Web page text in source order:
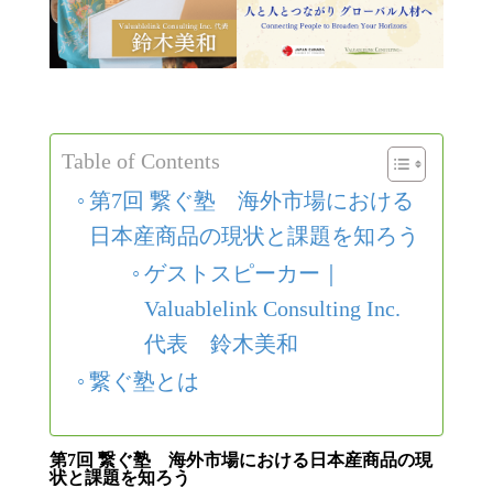
Table of Contents
第7回 繋ぐ塾 海外市場における
日本産商品の現状と課題を知ろう
ゲストスピーカー｜
Valuablelink Consulting Inc.
代表 鈴木美和
繋ぐ塾とは
第7回 繋ぐ塾 海外市場における日本産商品の現
状と課題を知ろう